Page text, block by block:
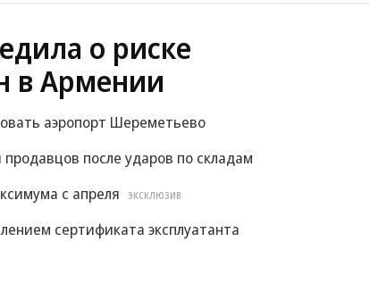
о риске
в Армении
аэропорт Шереметьево
после ударов по складам
с апреля
ЭКСКЛЮЗИВ
сертификата эксплуатанта